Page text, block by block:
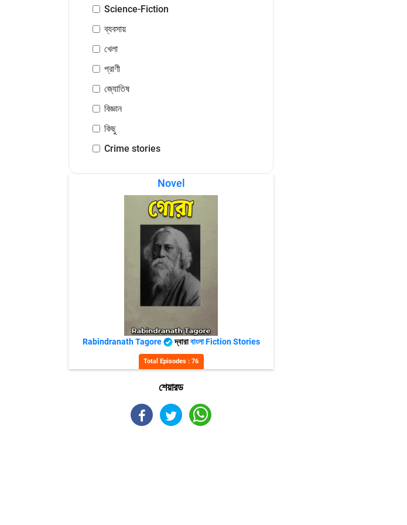
Science-Fiction
ব্যবসায়
খেলা
প্রাণী
জ্যোতিষ
বিজ্ঞান
কিছু
Crime stories
Novel
Rabindranath Tagore দ্বারাবাংলা Fiction Stories
Total Episodes : 76
শেয়ারড